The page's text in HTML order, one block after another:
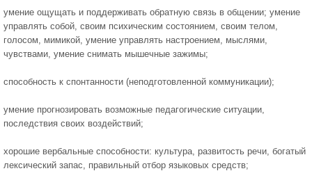
умение ощущать и поддерживать обратную связь в общении; умение
управлять собой, своим психическим состоянием, своим телом,
голосом, мимикой, умение управлять настроением, мыслями,
чувствами, умение снимать мышечные зажимы;
способность к спонтанности (неподготовленной коммуникации);
умение прогнозировать возможные педагогические ситуации,
последствия своих воздействий;
хорошие вербальные способности: культура, развитость речи, богатый
лексический запас, правильный отбор языковых средств;